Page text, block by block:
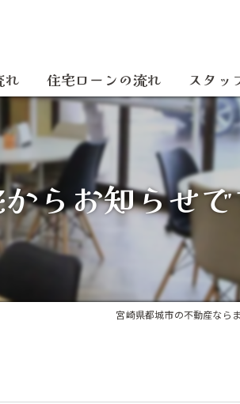
れ 住宅ローンの流れ スタッ
らお知らせ
宮崎県都城市の不動産なら